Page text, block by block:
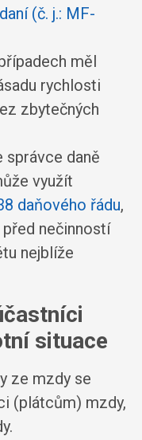
(č. j.: MF-
měl
rychlosti
zbytečných
správce daně
využít
daňového řádu,
nečinností
nejblíže
situace
ze mzdy se
(plátcům) mzdy,
.